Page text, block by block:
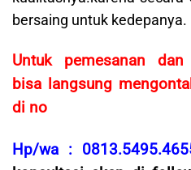
bersaing untuk kedepanya.
Untuk pemesanan dan
bisa langsung
di no
Hp/wa :